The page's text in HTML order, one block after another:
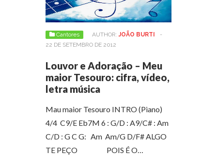
Cantores AUTHOR: JOÃO BURTI
-
22 DE SETEMBRO DE 2012
Louvor e Adoração – Meu
maior Tesouro: cifra, vídeo,
letra música
Mau maior Tesouro INTRO (Piano)
4/4 C9/E Eb7M 6 : G/D : A9/C# : Am
C/D : G C G: Am Am/G D/F# ALGO
TE PEÇO POIS É O…